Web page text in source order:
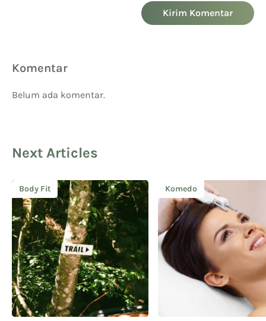
Kirim Komentar
Komentar
Belum ada komentar.
Next Articles
Body Fit Komedo